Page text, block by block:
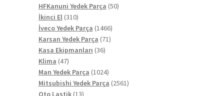
ürün
HFKanuni Yedek Parça 5050
İkinci El 310310
ürün
İveco Yedek Parça 14661466
ürün
Karsan Yedek Parça 7171
Kasa Ekipmanları 3636
Klima 4747
ürün
Man Yedek Parça 10241024
ürün
Mitsubishi Yedek Parça 25612561
Oto Lastik 1313